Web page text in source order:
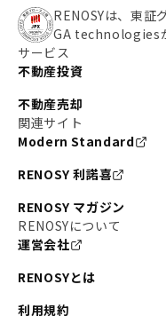
RENOSYは、東証
GA technologies
サービス
不動産投資
不動産売却
関連サイト
Modern Standard
RENOSY 利諾喜
RENOSY マガジン
RENOSYについて
運営会社
RENOSYとは
利用規約